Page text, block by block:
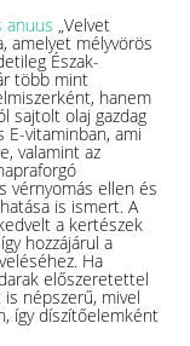
anuus „Velvet
amelyet mélyvörös
Észak-
több mint
hanem
sajtolt olaj gazdag
E-vitaminban, ami
valamint az
vérnyomás ellen és
is ismert.A
a kertészek
hozzájárul a
Ha
előszeretettel
népszerű, mivel
így díszítőelemként